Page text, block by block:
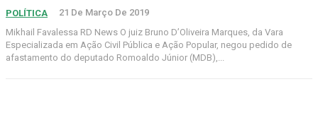
POLÍTICA
21 De Março De 2019
Mikhail Favalessa RD News O juiz Bruno D’Oliveira Marques, da Vara
Especializada em Ação Civil Pública e Ação Popular, negou pedido de
afastamento do deputado Romoaldo Júnior (MDB),...